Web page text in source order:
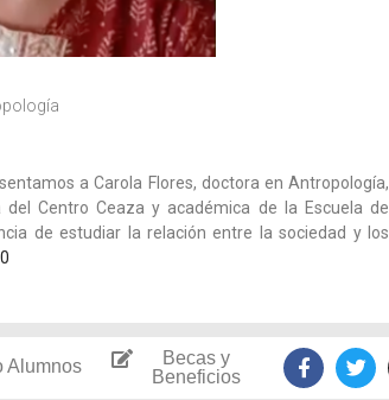
a Carola Flores, doctora en Antropología,
del Centro Ceaza y académica de la Escuela de
de estudiar la relación entre la sociedad y los
Alumnos
Becas y
Beneficios